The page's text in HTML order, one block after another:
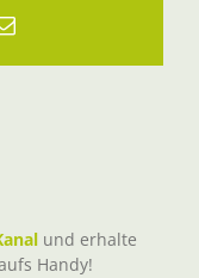
E-
und erhalte
Handy!